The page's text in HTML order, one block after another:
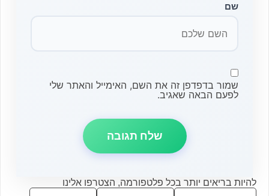
שם
שמור בדפדפן זה את השם, האימייל והאתר שלי
לפעם הבאה שאגיב.
להיות בריאים יותר בכל פלטפורמה, הצטרפו אלינו